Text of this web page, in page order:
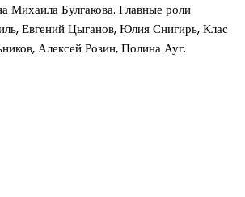
Михаила Булгакова. Главные роли
Евгений Цыганов, Юлия Снигирь, Клас
Алексей Розин, Полина Ауг.